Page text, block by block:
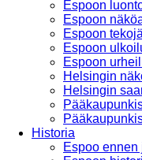
Espoon
Espoon
Espoon
Espoon
Espoon
Helsingin
Helsingin
Historia
Espoo ennen